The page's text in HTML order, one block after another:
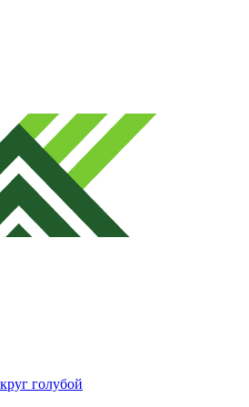
голубой